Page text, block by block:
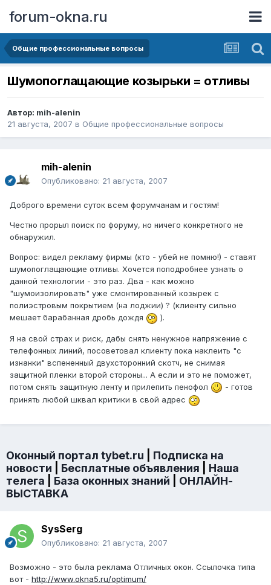
forum-okna.ru
Общие профессиональные вопросы
Шумопоглащающие козырьки = отливы
Автор: mih-alenin
21 августа, 2007 в Общие профессиональные вопросы
mih-alenin
Опубликовано: 21 августа, 2007
Доброго времени суток всем форумчанам и гостям!
Честно прорыл поиск по форуму, но ничего конкретного не
обнаружил.
Вопрос: видел рекламу фирмы (кто - убей не помню!) - ставят
шумопоглащающие отливы. Хочется поподробнее узнать о
данной технологии - это раз. Два - как можно
"шумоизолировать" уже смонтированный козырек с
полиэстровым покрытием (на лоджии) ? (клиенту сильно
мешает барабанная дробь дождя
).
Я на свой страх и риск, дабы снять ненужное напряжение с
телефонных линий, посоветовал клиенту пока наклеить "с
изнанки" вспененный двухсторонний скотч, не снимая
защитной пленки второй стороны... А если и это не поможет,
потом снять защитную ленту и прилепить пенофол
- готов
принять любой шквал критики в свой адрес
Оконный портал tybet.ru
Подписка на
новости
Бесплатные объявления
Наша
телега
База оконных знаний
ОНЛАЙН-
ВЫСТАВКА
SysSerg
Опубликовано: 21 августа, 2007
Возможно - это была реклама Отличных окон. Ссылочка типа
вот - http://www.okna5.ru/optimum/